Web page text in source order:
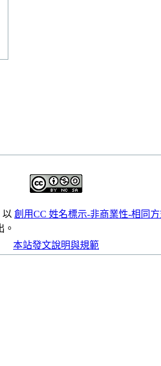
以 創用CC 姓名標示-非商業性-相同
。
本站發文說明與規範